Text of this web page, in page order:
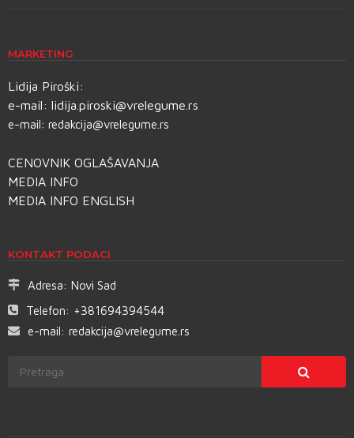
MARKETING
Lidija Piroški:
e-mail: lidija.piroski@vrelegume.rs
e-mail: redakcija@vrelegume.rs
CENOVNIK OGLAŠAVANJA
MEDIA INFO
MEDIA INFO ENGLISH
KONTAKT PODACI
Adresa: Novi Sad
Telefon: +381694394544
e-mail: redakcija@vrelegume.rs